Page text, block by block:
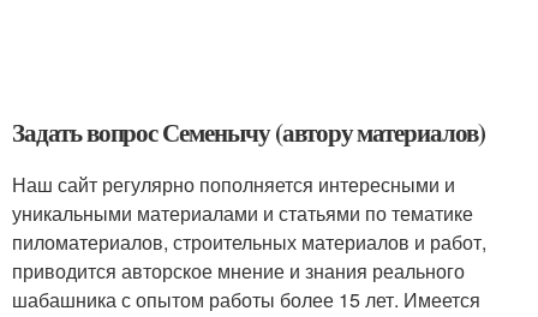
Задать вопрос Семенычу (автору материалов)
Наш сайт регулярно пополняется интересными и
уникальными материалами и статьями по тематике
пиломатериалов, строительных материалов и работ,
приводится авторское мнение и знания реального
шабашника с опытом работы более 15 лет. Имеется